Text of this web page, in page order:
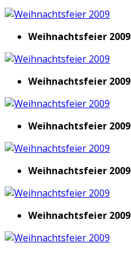
Weihnachtsfeier 2009
Weihnachtsfeier 2009
Weihnachtsfeier 2009
Weihnachtsfeier 2009
Weihnachtsfeier 2009